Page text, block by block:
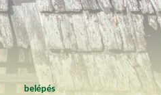
belépés